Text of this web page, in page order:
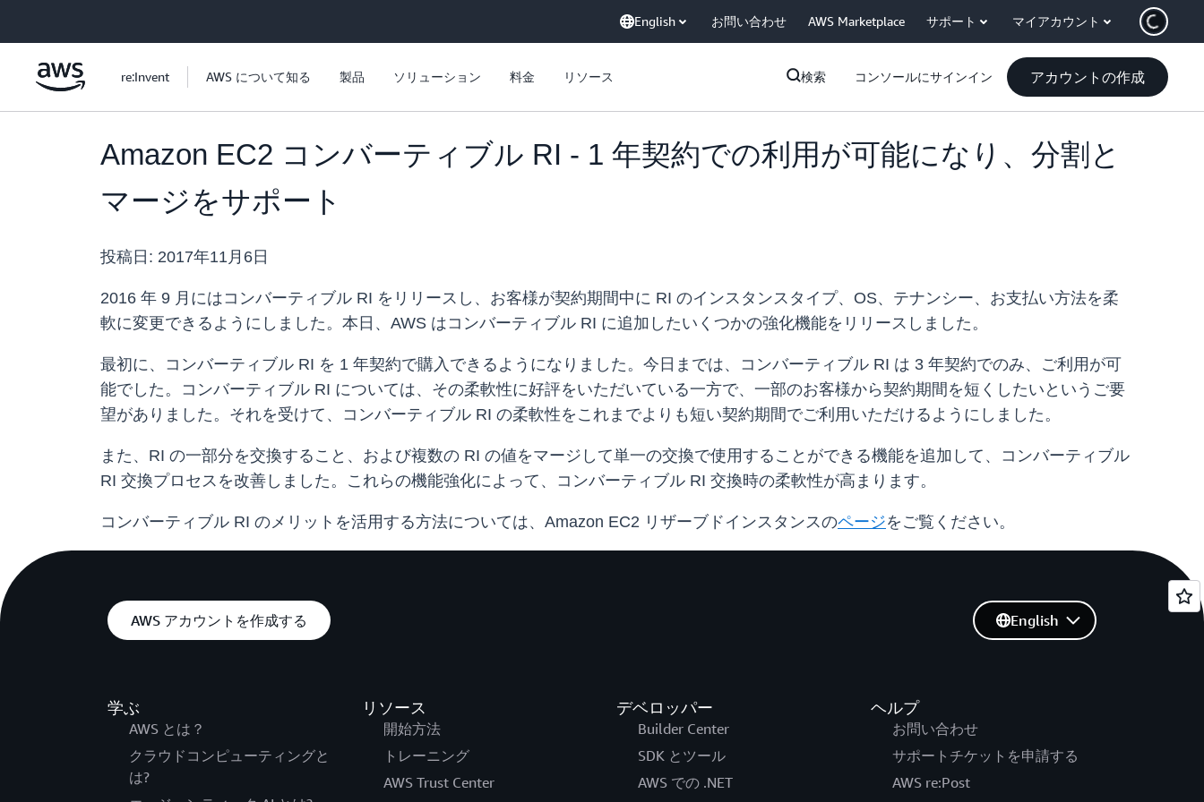
English お問い合わせ AWS Marketplace サポート マイアカウント
re:Invent AWS について知る 製品 ソリューション 料金 リソース 検索 コンソールにサインイン アカウントの作成
Amazon EC2 コンバーティブル RI - 1 年契約での利用が可能になり、分割と
マージをサポート
投稿日: 2017年11月6日
2016 年 9 月にはコンバーティブル RI をリリースし、お客様が契約期間中に RI のインスタンスタイプ、OS、テナンシー、お支払い方法を柔
軟に変更できるようにしました。本日、AWS はコンバーティブル RI に追加したいくつかの強化機能をリリースしました。
最初に、コンバーティブル RI を 1 年契約で購入できるようになりました。今日までは、コンバーティブル RI は 3 年契約でのみ、ご利用が可
能でした。コンバーティブル RI については、その柔軟性に好評をいただいている一方で、一部のお客様から契約期間を短くしたいというご要
望がありました。それを受けて、コンバーティブル RI の柔軟性をこれまでよりも短い契約期間でご利用いただけるようにしました。
また、RI の一部分を交換すること、および複数の RI の値をマージして単一の交換で使用することができる機能を追加して、コンバーティブル
RI 交換プロセスを改善しました。これらの機能強化によって、コンバーティブル RI 交換時の柔軟性が高まります。
コンバーティブル RI のメリットを活用する方法については、Amazon EC2 リザーブドインスタンスのページをご覧ください。
AWS アカウントを作成する
学ぶ
AWS とは？
クラウドコンピューティングと
は?
リソース
開始方法
トレーニング
AWS Trust Center
デベロッパー
Builder Center
SDK とツール
AWS での .NET
ヘルプ
お問い合わせ
サポートチケットを申請する
AWS re:Post
English